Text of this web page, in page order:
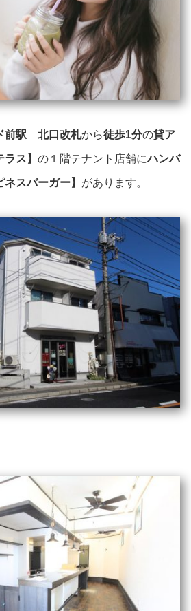
前駅 北口改札から徒歩1分の貸ア
ス】 の１階テナント店舗にハンバ
スバーガー】 があります。